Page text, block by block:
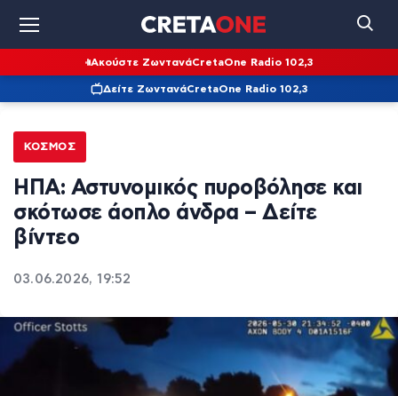
Ακούστε ΖωντανάCretaOne Radio 102,3
Δείτε ΖωντανάCretaOne Radio 102,3
ΚΌΣΜΟΣ
ΗΠΑ: Αστυνομικός πυροβόλησε και
σκότωσε άοπλο άνδρα – Δείτε
βίντεο
03.06.2026, 19:52